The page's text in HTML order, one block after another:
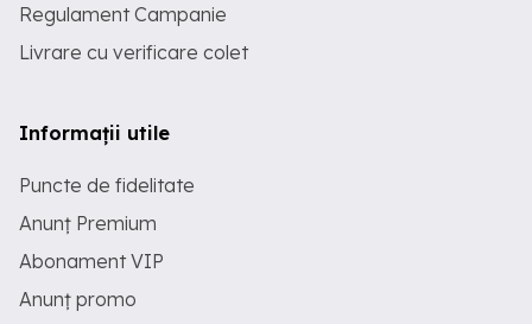
Regulament Campanie
Livrare cu verificare colet
Informații utile
Puncte de fidelitate
Anunț Premium
Abonament VIP
Anunț promo